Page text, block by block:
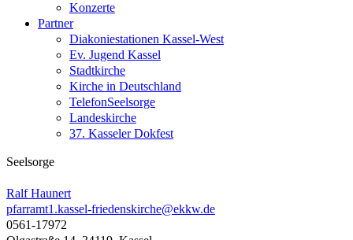
Konzerte
Partner
Diakoniestationen Kassel-West
Ev. Jugend Kassel
Stadtkirche
Kirche in Deutschland
TelefonSeelsorge
Landeskirche
37. Kasseler Dokfest
Seelsorge
Ralf Haunert
pfarramt1.kassel-friedenskirche@ekkw.de
0561-17972